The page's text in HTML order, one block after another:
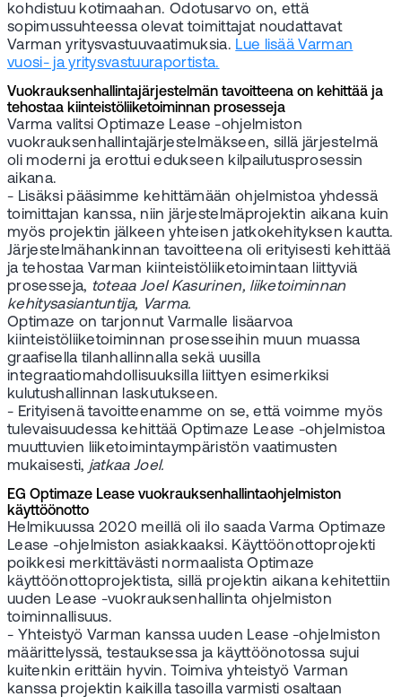
kohdistuu kotimaahan. Odotusarvo on, että
sopimussuhteessa olevat toimittajat noudattavat
Varman yritysvastuuvaatimuksia. Lue lisää Varman
vuosi- ja yritysvastuuraportista.
Vuokrauksenhallintajärjestelmän tavoitteena on kehittää ja
tehostaa kiinteistöliiketoiminnan prosesseja
Varma valitsi Optimaze Lease -ohjelmiston
vuokrauksenhallintajärjestelmäkseen, sillä järjestelmä
oli moderni ja erottui edukseen kilpailutusprosessin
aikana.
- Lisäksi pääsimme kehittämään ohjelmistoa yhdessä
toimittajan kanssa, niin järjestelmäprojektin aikana kuin
myös projektin jälkeen yhteisen jatkokehityksen kautta.
Järjestelmähankinnan tavoitteena oli erityisesti kehittää
ja tehostaa Varman kiinteistöliiketoimintaan liittyviä
prosesseja, toteaa Joel Kasurinen, liiketoiminnan
kehitysasiantuntija, Varma.
Optimaze on tarjonnut Varmalle lisäarvoa
kiinteistöliiketoiminnan prosesseihin muun muassa
graafisella tilanhallinnalla sekä uusilla
integraatiomahdollisuuksilla liittyen esimerkiksi
kulutushallinnan laskutukseen.
- Erityisenä tavoitteenamme on se, että voimme myös
tulevaisuudessa kehittää Optimaze Lease -ohjelmistoa
muuttuvien liiketoimintaympäristön vaatimusten
mukaisesti, jatkaa Joel.
EG Optimaze Lease vuokrauksenhallintaohjelmiston
käyttöönotto
Helmikuussa 2020 meillä oli ilo saada Varma Optimaze
Lease -ohjelmiston asiakkaaksi. Käyttöönottoprojekti
poikkesi merkittävästi normaalista Optimaze
käyttöönottoprojektista, sillä projektin aikana kehitettiin
uuden Lease -vuokrauksenhallinta ohjelmiston
toiminnallisuus.
- Yhteistyö Varman kanssa uuden Lease -ohjelmiston
määrittelyssä, testauksessa ja käyttöönotossa sujui
kuitenkin erittäin hyvin. Toimiva yhteistyö Varman
kanssa projektin kaikilla tasoilla varmisti osaltaan